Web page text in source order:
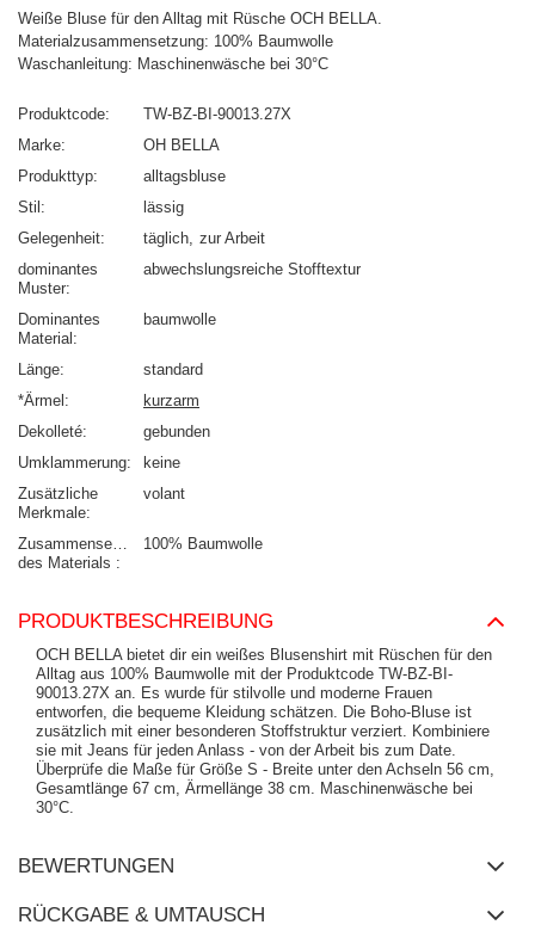
Weiße Bluse für den Alltag mit Rüsche OCH BELLA.
Materialzusammensetzung: 100% Baumwolle
Waschanleitung: Maschinenwäsche bei 30°C
Produktcode
TW-BZ-BI-90013.27X
Marke
OH BELLA
Produkttyp
alltagsbluse
Stil
lässig
Gelegenheit
täglich zur Arbeit
dominantes
Muster
abwechslungsreiche Stofftextur
Dominantes
Material
baumwolle
Länge
standard
*Ärmel
kurzarm
Dekolleté
gebunden
Umklammerung
keine
Zusätzliche
Merkmale
volant
Zusammensetzung
des Materials
100% Baumwolle
PRODUKTBESCHREIBUNG
OCH BELLA bietet dir ein weißes Blusenshirt mit Rüschen für den
Alltag aus 100% Baumwolle mit der Produktcode TW-BZ-BI-
90013.27X an. Es wurde für stilvolle und moderne Frauen
entworfen, die bequeme Kleidung schätzen. Die Boho-Bluse ist
zusätzlich mit einer besonderen Stoffstruktur verziert. Kombiniere
sie mit Jeans für jeden Anlass - von der Arbeit bis zum Date.
Überprüfe die Maße für Größe S - Breite unter den Achseln 56 cm,
Gesamtlänge 67 cm, Ärmellänge 38 cm. Maschinenwäsche bei
30°C.
BEWERTUNGEN
RÜCKGABE & UMTAUSCH